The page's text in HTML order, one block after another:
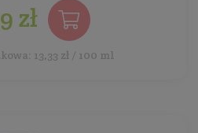
zł
13,33 zł / 100 ml